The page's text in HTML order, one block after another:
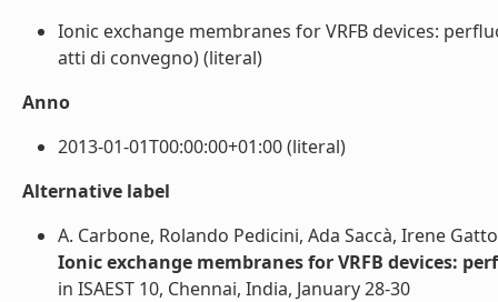
Ionic exchange membranes for VRFB devices:
atti di convegno) (literal)
Anno
2013-01-01T00:00:00+01:00 (literal)
Alternative label
A. Carbone, Rolando Pedicini, Ada Saccà, Irene
Ionic exchange membranes for VRFB devices:
in ISAEST 10, Chennai, India, January 28-30